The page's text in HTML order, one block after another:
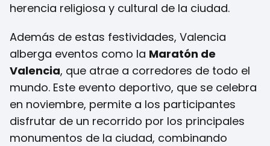
herencia religiosa y cultural de la ciudad.
Además de estas festividades, Valencia
alberga eventos como la Maratón de
Valencia, que atrae a corredores de todo el
mundo. Este evento deportivo, que se celebra
en noviembre, permite a los participantes
disfrutar de un recorrido por los principales
monumentos de la ciudad, combinando